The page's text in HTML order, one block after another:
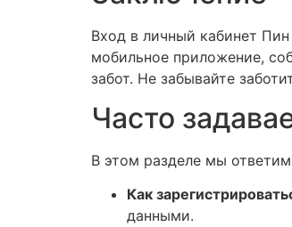
Вход в личный кабинет
мобильное приложение,
забот. Не забывайте
Часто
В этом разделе мы
Как
данными.